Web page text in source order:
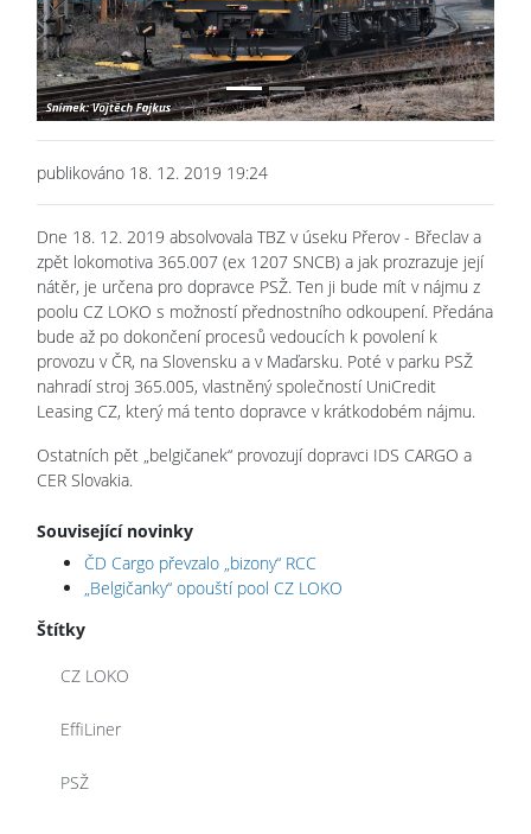
publikováno 18. 12. 2019 19:24
Dne 18. 12. 2019 absolvovala TBZ v úseku Přerov - Břeclav a
zpět lokomotiva 365.007 (ex 1207 SNCB) a jak prozrazuje její
nátěr, je určena pro dopravce PSŽ. Ten ji bude mít v nájmu z
poolu CZ LOKO s možností přednostního odkoupení. Předána
bude až po dokončení procesů vedoucích k povolení k
provozu v ČR, na Slovensku a v Maďarsku. Poté v parku PSŽ
nahradí stroj 365.005, vlastněný společností UniCredit
Leasing CZ, který má tento dopravce v krátkodobém nájmu.
Ostatních pět „belgičanek“ provozují dopravci IDS CARGO a
CER Slovakia.
Související novinky
ČD Cargo převzalo „bizony“ RCC
„Belgičanky“ opouští pool CZ LOKO
Štítky
CZ LOKO
EffiLiner
PSŽ